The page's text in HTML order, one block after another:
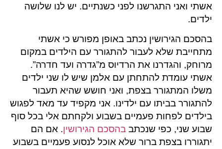
אשתי ואני התגרשנו לפני כשנתיים. יש לנו שלושה
ילדים.
בהסכם הגירושין נכתב באופן מפורש כי אשתי
מתחייבת שלא לעבור להתגורר עם הילדים במקום
מרוחק, והגדרנו את הרדיוס מ”גדרה ועד חדרה”.
אשתי עומדת להתחתן עם אלמן שיש לו שני ילדים
משלו המתגורר בצפת, ואני חושש שהיא תעבור
להתגורר בביתו עם ילדינו. אני מקפיד עד מאד לפגוש
בילדים לפחות פעמיים בשבוע ולקחתם אלי בכל סוף
שבוע שני, כפי שנכתב בהסכם הגירושין. אם הם
יתגוררו בצפת ברור שלא אוכל לנסוע פעמיים בשבוע